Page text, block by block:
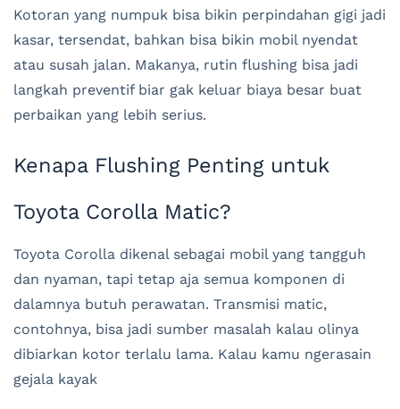
Kotoran yang numpuk bisa bikin perpindahan gigi jadi
kasar, tersendat, bahkan bisa bikin mobil nyendat
atau susah jalan. Makanya, rutin flushing bisa jadi
langkah preventif biar gak keluar biaya besar buat
perbaikan yang lebih serius.
Kenapa Flushing Penting untuk
Toyota Corolla Matic?
Toyota Corolla dikenal sebagai mobil yang tangguh
dan nyaman, tapi tetap aja semua komponen di
dalamnya butuh perawatan. Transmisi matic,
contohnya, bisa jadi sumber masalah kalau olinya
dibiarkan kotor terlalu lama. Kalau kamu ngerasain
gejala kayak